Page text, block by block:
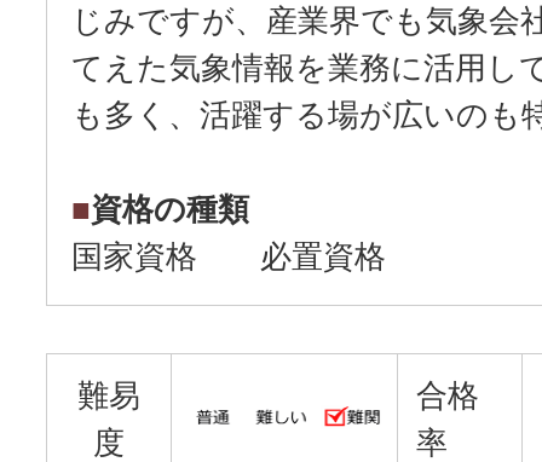
じみですが、産業界でも気象会
てえた気象情報を業務に活用し
も多く、活躍する場が広いのも
■資格の種類
国家資格 必置資格
難易
度
合格
率